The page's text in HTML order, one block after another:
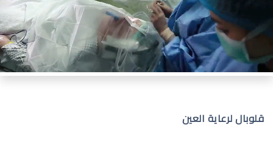
قلوبال لرعاية العين